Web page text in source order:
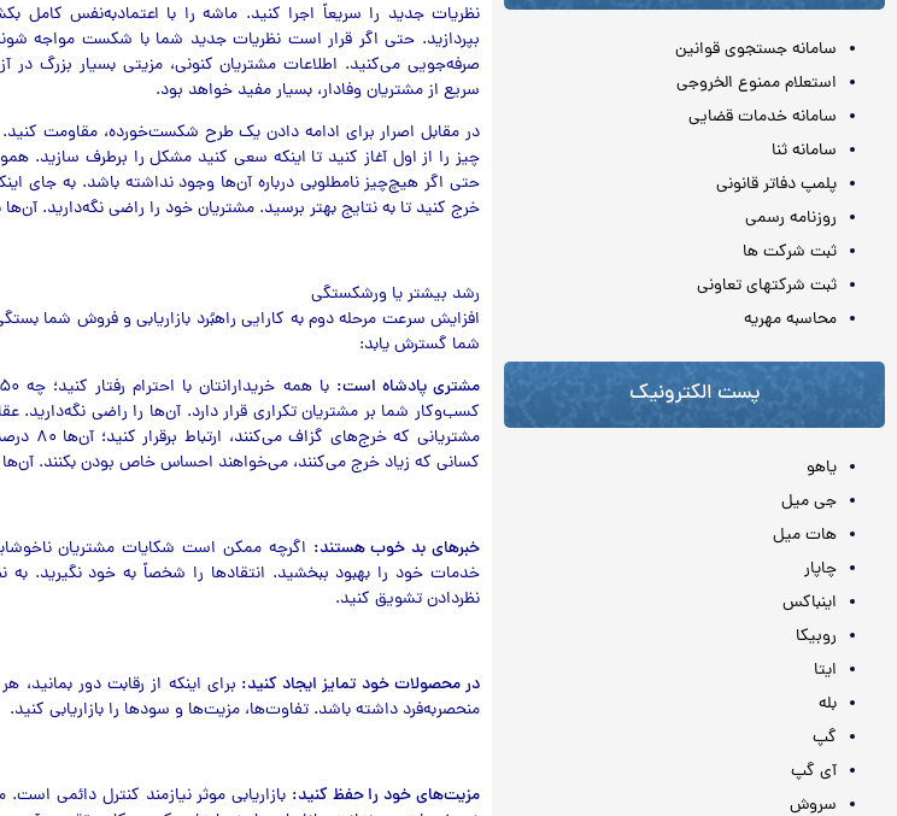
سامانه جستجوی قوانین
استعلام ممنوع الخروجی
سامانه خدمات قضایی
سامانه ثنا
پلمپ دفاتر قانونی
روزنامه رسمی
ثبت شرکت ها
ثبت شرکتهای تعاونی
محاسبه مهريه
پست الکترونیک
یاهو
جی میل
هات میل
چاپار
اینباکس
روبیکا
ایتا
بله
گپ
آی گپ
سروش
نظریات جدید را سریعاً اجرا کنید. ماشه را با اعتمادبه‌نفس کامل
بپردازید. حتی اگر قرار است نظریات جدید شما با شکست مواجه
صرفه‌جویی می‌کنید. اطلاعات مشتریان کنونی، مزیتی بسیار بزرگ
سریع از مشتریان وفادار، بسیار مفید خواهد بود.
در مقابل اصرار برای ادامه دادن یک طرح شکست‌خورده، مقاومت
چیز را از اول آغاز کنید تا اینکه سعی کنید مشکل را برطرف سازید.
حتی اگر هیچ‌چیز نامطلوبی درباره آن‌ها وجود نداشته باشد. به جای
خرج کنید تا به نتایج بهتر برسید. مشتریان خود را راضی نگه‌دارید.
رشد بیشتر یا ورشکستگی
افزایش سرعت مرحله دوم به کارایی راهبُرد بازاریابی و فروش شما
شما گسترش یابد:
مشتری پادشاه است:
کسب‌وکار شما بر مشتریان تکراری قرار دارد. آن‌ها را راضی نگه‌دارید.
کسانی که زیاد خرج می‌کنند، می‌خواهند احساس خاص بودن بکنند. آن‌ها
خبرهای بد خوب هستند: اگرچه ممکن است شکایات مشتریان
خدمات خود را بهبود ببخشید. انتقادها را شخصاً به خود نگیرید.
نظردادن تشویق کنید.
در محصولات خود تمایز ایجاد کنید: برای اینکه از رقابت دور
منحصربه‌فرد داشته باشد. تفاوت‌ها، مزیت‌ها و سودها را بازاریابی کنید.
مزیت‌های خود را حفظ کنید: بازاریابی موثر نیازمند کنترل دائمی